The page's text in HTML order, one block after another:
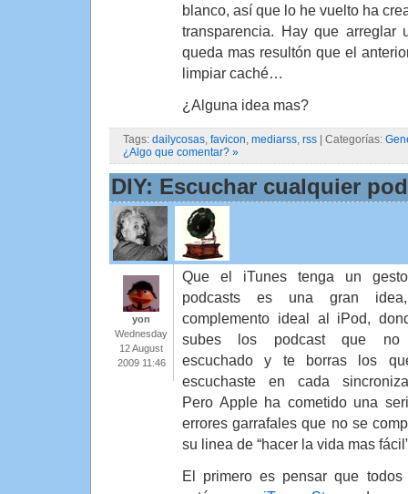
blanco, así que lo he vuelto ha
transparencia. Hay que arreglar
queda mas resultón que el
limpiar caché…
¿Alguna idea mas?
Tags: dailycosas, favicon, mediarss, rss | Categorías:
¿Algo que comentar? »
DIY: Escuchar cualquier
yon
Wednesday
12 August
2009 11:46
Que el iTunes tenga un
podcasts es una gran
complemento ideal al iPod,
subes los podcast que no
escuchado y te borras los
escuchaste en cada
Pero Apple ha cometido una
errores garrafales que no se
su linea de “hacer la vida mas
El primero es pensar que